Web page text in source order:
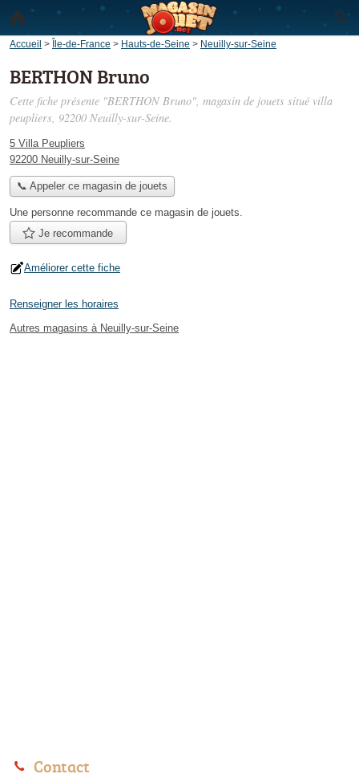
Accueil > Île-de-France > Hauts-de-Seine > Neuilly-sur-Seine
BERTHON Bruno
Cette fiche présente "BERTHON Bruno", magasin de jouets situé villa
peupliers, 92200 Neuilly-sur-Seine.
5 Villa Peupliers
92200 Neuilly-sur-Seine
📞 Appeler ce magasin de jouets
Une personne recommande ce magasin de jouets.
Je recommande
Améliorer cette fiche
Renseigner les horaires
Autres magasins à Neuilly-sur-Seine
Contact